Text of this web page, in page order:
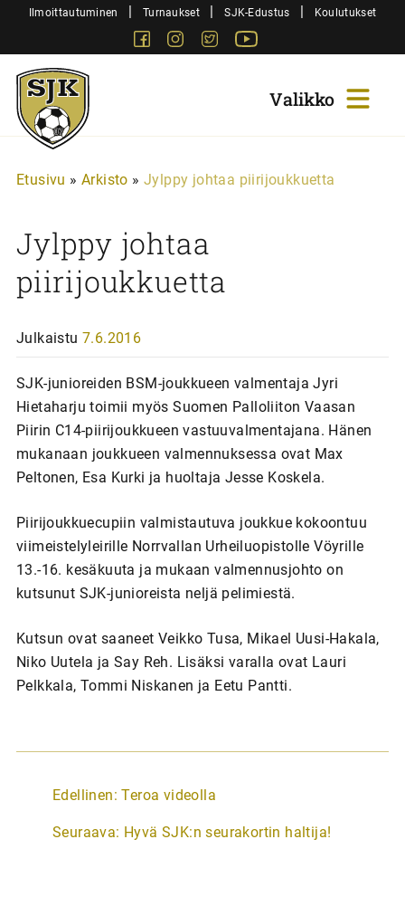
SiirryIlmoittautuminen | Turnaukset | SJK-Edustus | Koulutukset
FacebookInstagram
Twitter
Sjk-
Juniorit
Etusivu » Arkisto » Jylppy johtaa piirijoukkuetta
Jylppy johtaa
piirijoukkuetta
Julkaistu 7.6.2016
SJK-junioreiden BSM-joukkueen valmentaja Jyri
Hietaharju toimii myös Suomen Palloliiton Vaasan
Piirin C14-piirijoukkueen vastuuvalmentajana. Hänen
mukanaan joukkueen valmennuksessa ovat Max
Peltonen, Esa Kurki ja huoltaja Jesse Koskela.
Piirijoukkuecupiin valmistautuva joukkue kokoontuu
viimeistelyleirille Norrvallan Urheiluopistolle Vöyrille
13.-16. kesäkuuta ja mukaan valmennusjohto on
kutsunut SJK-junioreista neljä pelimiestä.
Kutsun ovat saaneet Veikko Tusa, Mikael Uusi-Hakala,
Niko Uutela ja Say Reh. Lisäksi varalla ovat Lauri
Pelkkala, Tommi Niskanen ja Eetu Pantti.
A
t
Edellinen: Teroa videolla
Seuraava: Hyvä SJK:n seurakortin haltija!